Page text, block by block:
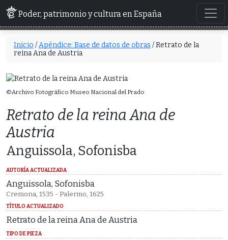
Poder, patrimonio y cultura en España
Inicio /Apéndice: Base de datos de obras / Retrato de la
reina Ana de Austria
Retrato de la reina Ana de
Austria
Anguissola, Sofonisba
AUTORÍA ACTUALIZADA
Anguissola, Sofonisba
Cremona, 1535 - Palermo, 1625
TÍTULO ACTUALIZADO
Retrato de la reina Ana de Austria
TIPO DE PIEZA
©Archivo Fotográfico Museo Nacional del Prado